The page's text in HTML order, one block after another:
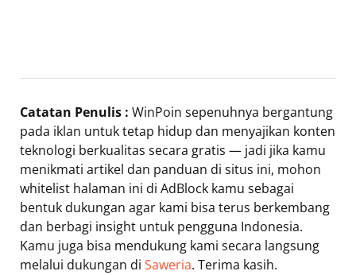
Catatan Penulis : WinPoin sepenuhnya bergantung
pada iklan untuk tetap hidup dan menyajikan konten
teknologi berkualitas secara gratis — jadi jika kamu
menikmati artikel dan panduan di situs ini, mohon
whitelist halaman ini di AdBlock kamu sebagai
bentuk dukungan agar kami bisa terus berkembang
dan berbagi insight untuk pengguna Indonesia.
Kamu juga bisa mendukung kami secara langsung
melalui dukungan di Saweria. Terima kasih.